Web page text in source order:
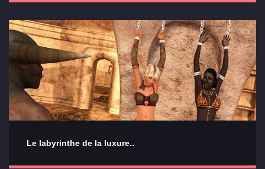
Le labyrinthe de la luxure..